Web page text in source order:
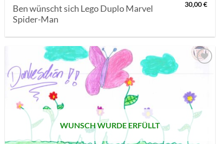
Ben wünscht sich Lego Duplo Marvel
Spider-Man
30,00€
AUF MEINE
WUNSCH WURDE ERFÜLLT